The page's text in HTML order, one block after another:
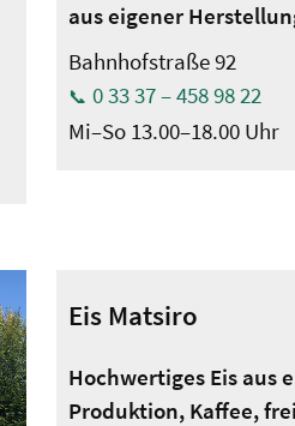
aus eigener
Bahnhofstraße 92
0 33 37 – 458 98 22
Mi–So 13.00–18.00 Uhr
Eis Matsiro
Hochwertiges Eis aus
Produktion, Kaffee,